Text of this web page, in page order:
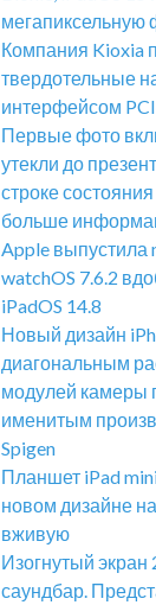
мегапиксельную
Компания Kioxia
твердотельные
интерфейсом
Первые фото
утекли до
строке
больше
Apple выпустила
watchOS 7.6.2
iPadOS 14.8
Новый дизайн
диагональным
модулей камеры
именитым
Spigen
Планшет iPad
новом дизайне
вживую
Изогнутый экран
саундбар.